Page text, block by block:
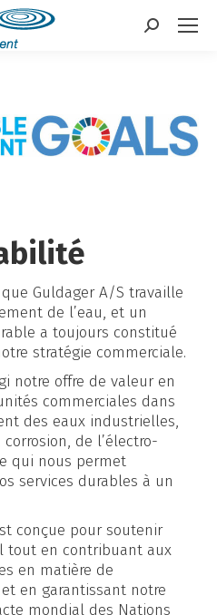
Search:
Guldager A/S travaille
de l’eau, et un
a toujours constitué
stratégie commerciale.
notre offre de valeur en
commerciales dans
des eaux industrielles,
de l’électro-
qui nous permet
services durables à un
conçue pour soutenir
tout en contribuant aux
en matière de
en garantissant notre
mondial des Nations